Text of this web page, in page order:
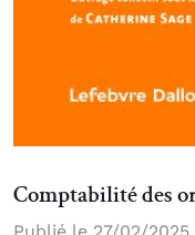
Comptabilité des